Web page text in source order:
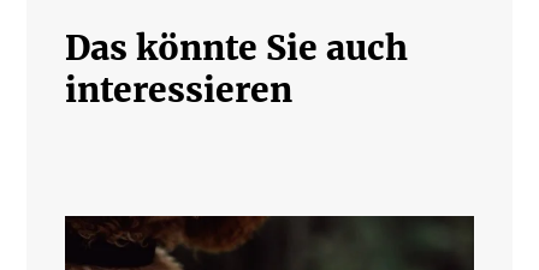
Das könnte Sie auch
interessieren